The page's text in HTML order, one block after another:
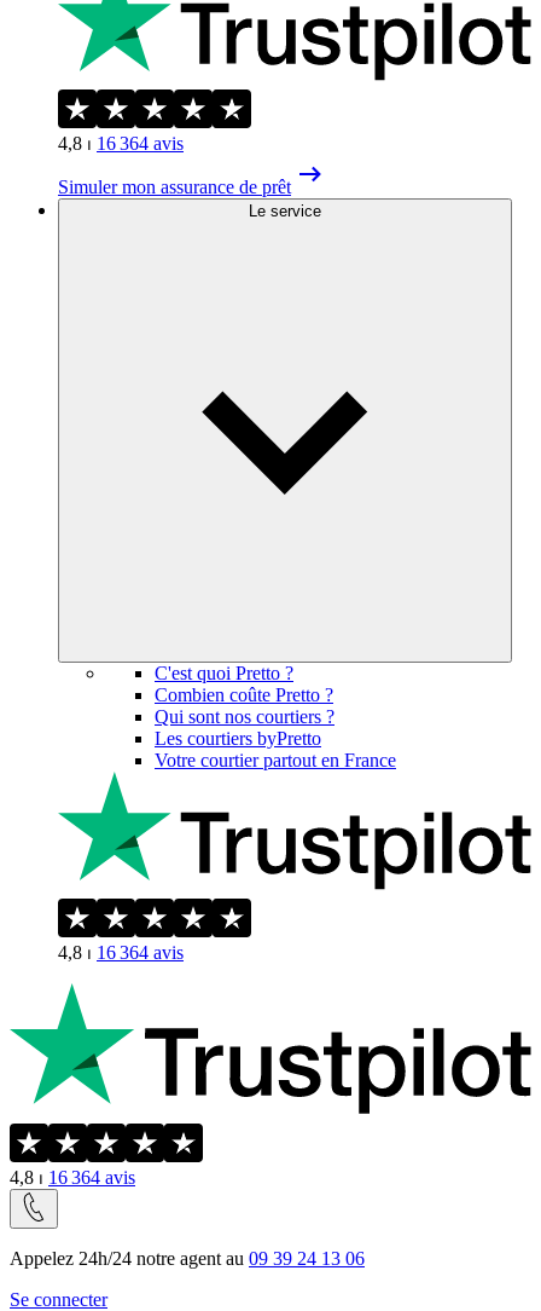
4,8 ⏐ 16 364 avis
Simuler mon assurance de prêt
Le service
C'est quoi Pretto ?
Combien coûte Pretto ?
Qui sont nos courtiers ?
Les courtiers byPretto
Votre courtier partout en France
4,8 ⏐ 16 364 avis
4,8 ⏐ 16 364 avis
Appelez 24h/24 notre agent au 09 39 24 13 06
Se connecter